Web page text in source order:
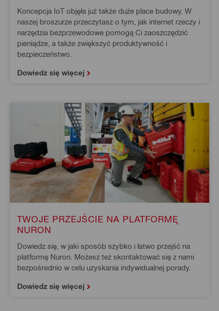
Koncepcja IoT objęła już także duże place budowy. W
naszej broszurze przeczytasz o tym, jak internet rzeczy i
narzędzia bezprzewodowe pomogą Ci zaoszczędzić
pieniądze, a także zwiększyć produktywność i
bezpieczeństwo.
Dowiedz się więcej
TWOJE PRZEJŚCIE NA PLATFORMĘ
NURON
Dowiedz się, w jaki sposób szybko i łatwo przejść na
platformę Nuron. Możesz też skontaktować się z nami
bezpośrednio w celu uzyskania indywidualnej porady.
Dowiedz się więcej